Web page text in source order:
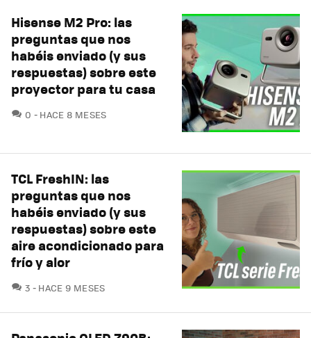
Hisense M2 Pro: las
preguntas que nos
habéis enviado (y sus
respuestas) sobre este
proyector para tu casa
0 COMENTARIOS
HACE 8 MESES
TCL FreshIN: las
preguntas que nos
habéis enviado (y sus
respuestas) sobre este
aire acondicionado para
frío y alor
3 COMENTARIOS
HACE 9 MESES